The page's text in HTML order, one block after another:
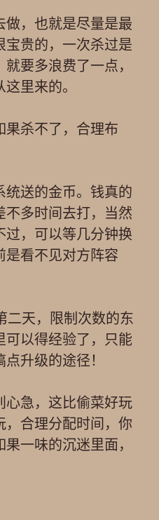
做，也就是尽量是最
宝贵的，一次杀过是
要多浪费了一点，
里来的。
果杀不了，合理布
统送的金币。钱真的
不多时间去打，当然
过，可以等几分钟换
是看不见对方阵容
二天，限制次数的东
可以得经验了，只能
升级的途径！
心急，这比偷菜好玩
，合理分配时间，你
一味的沉迷里面，